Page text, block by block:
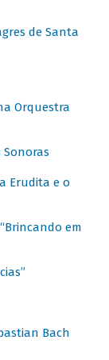
de Santa
Orquestra
Sonoras
Erudita e o
em
Bach